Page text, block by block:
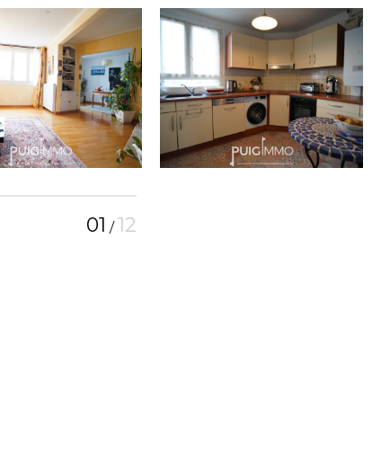
01 /12